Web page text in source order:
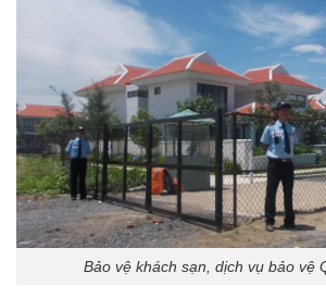
Bảo vệ khách sạn, dịch vụ bảo vệ